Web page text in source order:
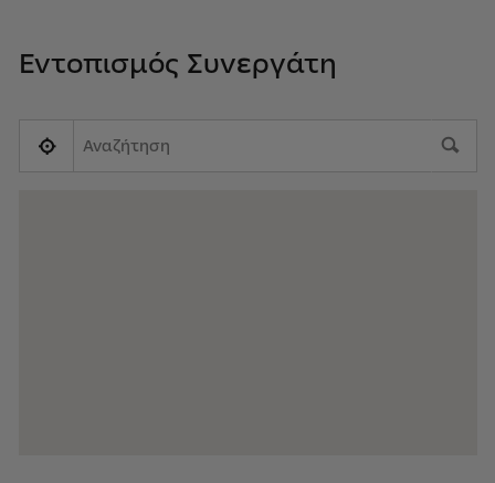
Εντοπισμός Συνεργάτη